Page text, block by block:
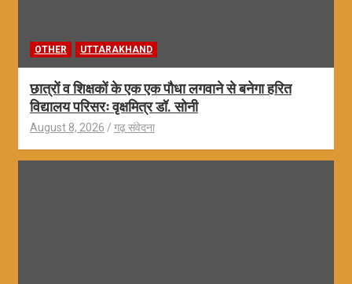
OTHER UTTARAKHAND
छात्रों व शिक्षकों के एक एक पौधा लगवाने से बनेगा हरित
विद्यालय परिसरः वृक्षमित्र डॉ. सोनी
August 8, 2026 गढ़ संवेदना